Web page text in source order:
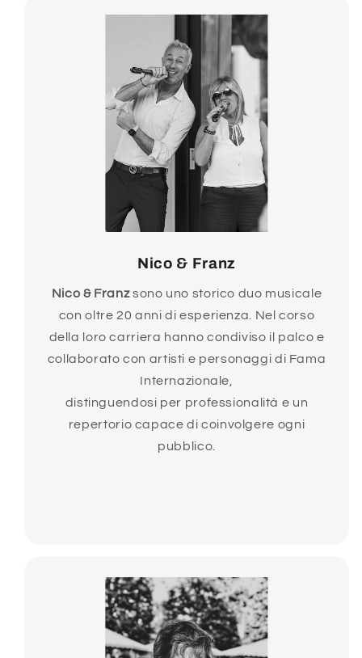
Nico & Franz
Nico & Franzsono uno storico duo musicale
con oltre 20 anni di esperienza. Nel corso
della loro carriera hanno condiviso il palco e
collaborato con artisti e personaggi di Fama
Internazionale,
distinguendosi per professionalità e un
repertorio capace di coinvolgere ogni
pubblico.